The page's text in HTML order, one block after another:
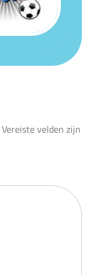
Vereiste velden zijn